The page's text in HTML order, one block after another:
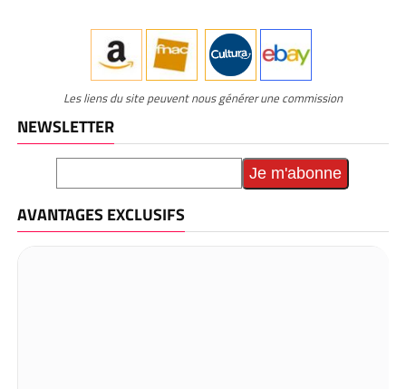
Les liens du site peuvent nous générer une commission
NEWSLETTER
AVANTAGES EXCLUSIFS